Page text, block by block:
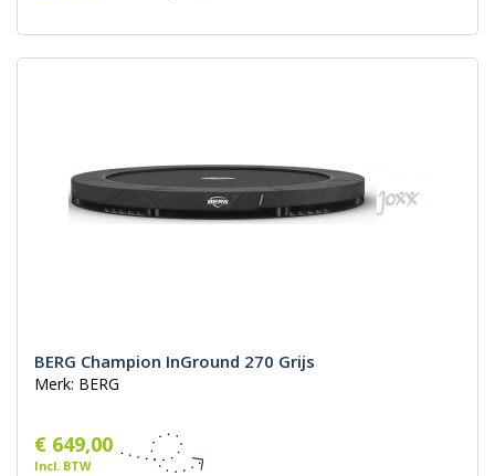
BERG Champion InGround 270 Grijs
Merk: BERG
€ 649,00
Incl. BTW